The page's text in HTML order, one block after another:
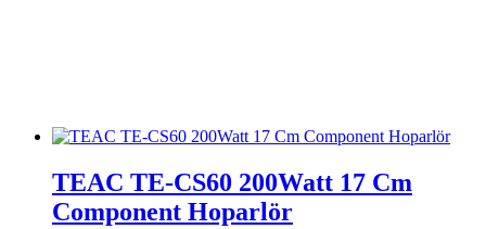
TEAC TE-CS60 200Watt 17 Cm
Component Hoparlör